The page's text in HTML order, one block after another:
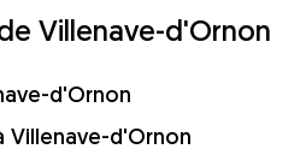
Villenave-d'Ornon
d'Ornon
Villenave-d'Ornon